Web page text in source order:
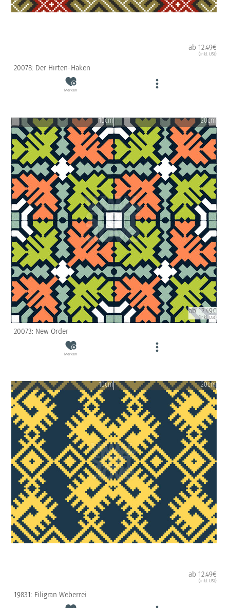
ab 12.49€
(inkl. USt)
20078: Der Hirten-Haken
Merken
10cm 20cm
ab 12.49€
(inkl. USt)
20073: New Order
Merken
10cm 20cm
ab 12.49€
(inkl. USt)
19831: Filigran Weberrei